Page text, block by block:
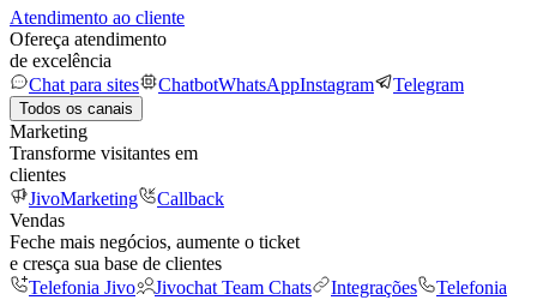
Atendimento ao cliente
Ofereça atendimento
de excelência
Chat para sites
ChatbotWhatsAppInstagram Telegram
Todos os canais
Marketing
Transforme visitantes em
clientes
JivoMarketing
Callback
Vendas
Feche mais negócios, aumente o ticket
e cresça sua base de clientes
Telefonia Jivo
Jivochat Team Chats Integrações
Telefonia